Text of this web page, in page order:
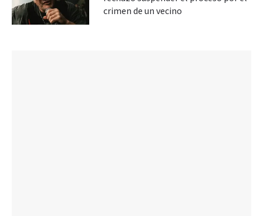
crimen de un vecino